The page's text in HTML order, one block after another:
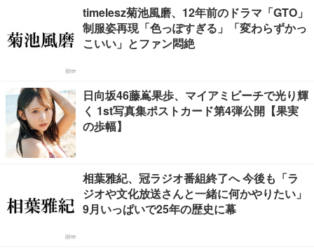
timelesz菊池風磨、12年前のドラマ「GTO」
制服姿再現「色っぽすぎる」「変わらずかっ
こいい」とファン悶絶
日向坂46藤嶌果歩、マイアミビーチで光り輝
く 1st写真集ポストカード第4弾公開【果実
の歩幅】
相葉雅紀、冠ラジオ番組終了へ 今後も「ラ
ジオや文化放送さんと一緒に何かやりたい」
9月いっぱいで25年の歴史に幕